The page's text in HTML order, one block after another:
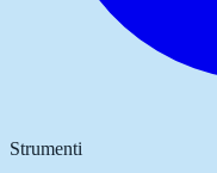
Strumenti